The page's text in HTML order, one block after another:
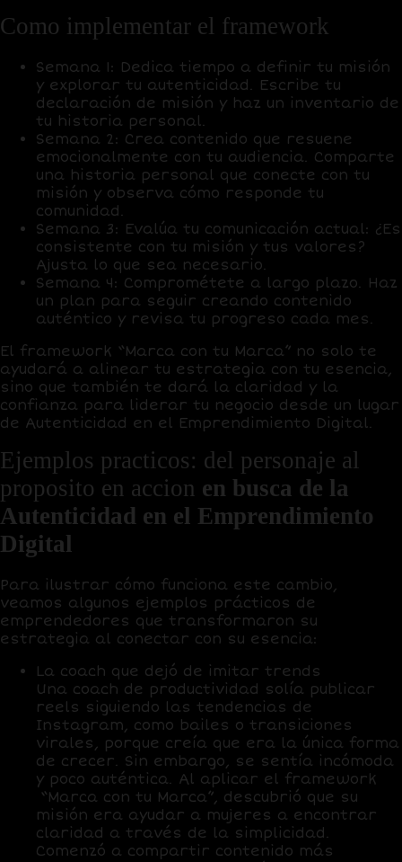
Como implementar el framework
Semana 1: Dedica tiempo a definir tu misión
y explorar tu autenticidad. Escribe tu
declaración de misión y haz un inventario de
tu historia personal.
Semana 2: Crea contenido que resuene
emocionalmente con tu audiencia. Comparte
una historia personal que conecte con tu
misión y observa cómo responde tu
comunidad.
Semana 3: Evalúa tu comunicación actual: ¿Es
consistente con tu misión y tus valores?
Ajusta lo que sea necesario.
Semana 4: Comprométete a largo plazo. Haz
un plan para seguir creando contenido
auténtico y revisa tu progreso cada mes.
El framework “Marca con tu Marca” no solo te
ayudará a alinear tu estrategia con tu esencia,
sino que también te dará la claridad y la
confianza para liderar tu negocio desde un lugar
de Autenticidad en el Emprendimiento Digital.
Ejemplos practicos: del personaje al
proposito en accion en busca de la
Autenticidad en el Emprendimiento
Digital
Para ilustrar cómo funciona este cambio,
veamos algunos ejemplos prácticos de
emprendedores que transformaron su
estrategia al conectar con su esencia:
La coach que dejó de imitar trends
Una coach de productividad solía publicar
reels siguiendo las tendencias de
Instagram, como bailes o transiciones
virales, porque creía que era la única forma
de crecer. Sin embargo, se sentía incómoda
y poco auténtica. Al aplicar el framework
“Marca con tu Marca”, descubrió que su
misión era ayudar a mujeres a encontrar
claridad a través de la simplicidad.
Comenzó a compartir contenido más